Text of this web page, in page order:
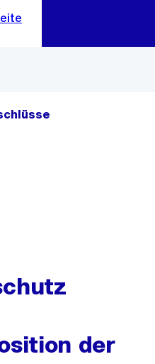
ein
der